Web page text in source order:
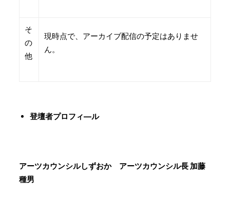
そ
の
他
現時点で、アーカイブ配信の予定はありませ
ん。
登壇者プロフィ―ル
アーツカウンシルしずおか アーツカウンシル長 加藤
種男